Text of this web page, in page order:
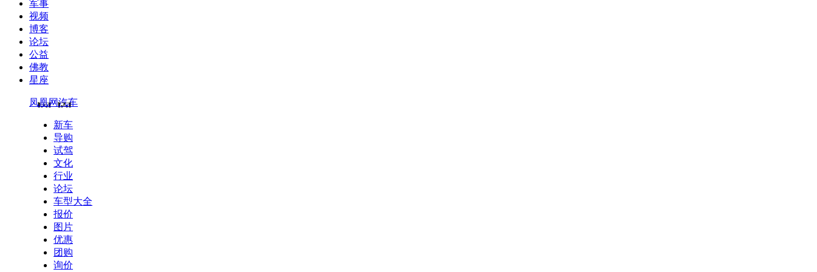
军事
视频
博客
论坛
公益
佛教
星座
凤凰网汽车
新车
导购
试驾
文化
行业
论坛
车型大全
报价
图片
优惠
团购
询价